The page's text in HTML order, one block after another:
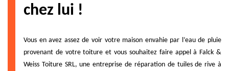
chez lui !
Vous en avez assez de voir votre maison envahie par l’eau de pluie
provenant de votre toiture et vous souhaitez faire appel à Falck &
Weiss Toiture SRL, une entreprise de réparation de tuiles de rive à